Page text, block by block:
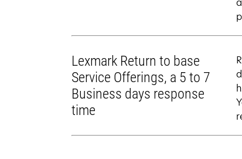
Lexmark Return to base
Service Offerings, a 5 to 7
Business days response
time